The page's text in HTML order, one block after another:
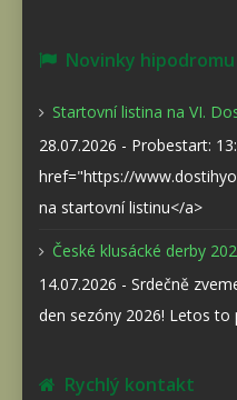
Novinky hipodromu
Startovní listina na VI.
28.07.2026 - Probestart:
href="https://
na startovní listinu</a>
České klusácké derby
14.07.2026 - Srdečně
den sezóny 2026! Letos
Rychlý kontakt